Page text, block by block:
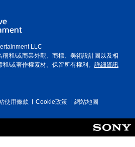
LLC
和/或商業外觀、商標、美術設計圖以及相
/或著作權素材。保留所有權利。 詳細資訊
使用條款 Cookie政策 網站地圖